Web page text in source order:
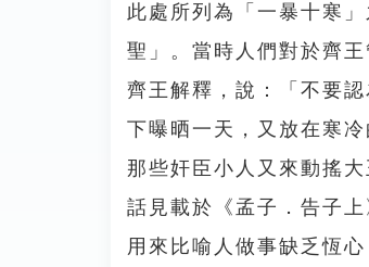
此處所列為「一暴十寒
聖」。當時人們對於齊
齊王解釋，說：「不要
下曝晒一天，又放在寒
那些奸臣小人又來動搖
話見載於《孟子．告子
用來比喻人做事缺乏恆心